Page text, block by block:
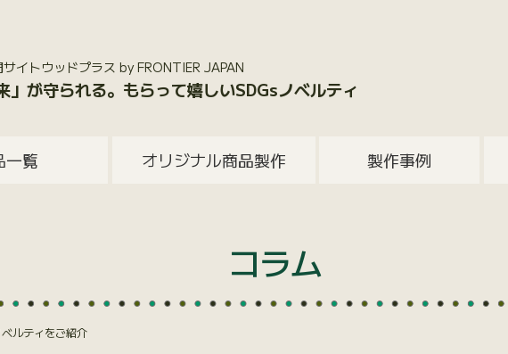
イトウッドプラス by FRONTIER JAPAN
」が守られる。もらって嬉しいSDGsノベルティ
一覧 オリジナル商品製作 製作事例
コラム
ルティをご紹介